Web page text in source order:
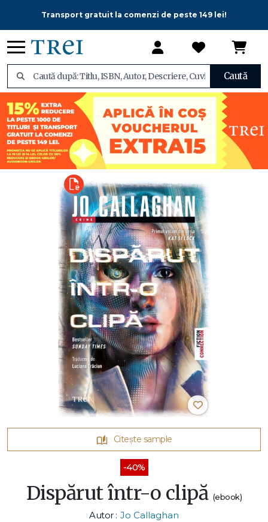
Transport gratuit la comenzi de peste 149 lei!
Caută
Citește sample
-40%
Dispărut într-o clipă (ebook)
Autor : Jo Callaghan